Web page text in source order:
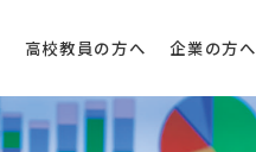
高校教員の方へ 企業の方へ